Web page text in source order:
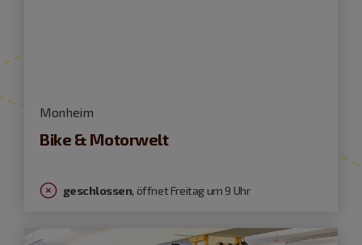
Monheim
Bike & Motorwelt
geschlossen, öffnet Freitag um 9 Uhr